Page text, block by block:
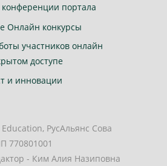
портала
Онлайн конкурсы
участников онлайн
доступе
и инновации
РусАльянс Сова
770801001
- Ким Алия Назиповна